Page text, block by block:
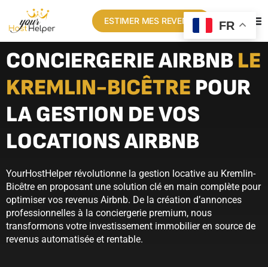
ESTIMER MES REVENUS
CONCIERGERIE AIRBNB LE
KREMLIN-BICÊTRE POUR
LA GESTION DE VOS
LOCATIONS AIRBNB
YourHostHelper révolutionne la gestion locative au Kremlin-
Bicêtre en proposant une solution clé en main complète pour
optimiser vos revenus Airbnb. De la création d’annonces
professionnelles à la conciergerie premium, nous
transformons votre investissement immobilier en source de
revenus automatisée et rentable.
FR